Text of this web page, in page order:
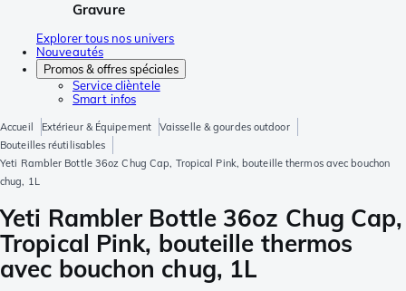
Gravure
Explorer tous nos univers
Nouveautés
Promos & offres spéciales
Service clièntele
Smart infos
Accueil Extérieur & Équipement
Vaisselle & gourdes outdoor
Bouteilles réutilisables
Yeti Rambler Bottle 36oz Chug Cap, Tropical Pink, bouteille thermos avec bouchon
chug, 1L
Yeti Rambler Bottle 36oz Chug Cap,
Tropical Pink, bouteille thermos
avec bouchon chug, 1L